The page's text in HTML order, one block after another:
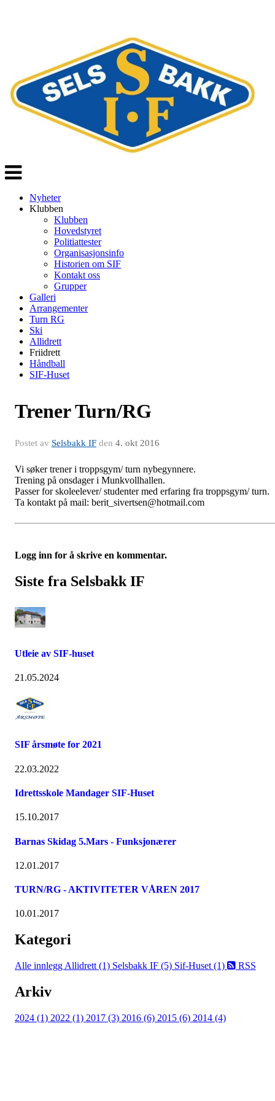
Veksle
navigasjon
Nyheter
Klubben
Klubben
Hovedstyret
Politiattester
Organisasjonsinfo
Historien om SIF
Kontakt oss
Grupper
Galleri
Arrangementer
Turn RG
Ski
Allidrett
Friidrett
Håndball
SIF-Huset
Trener Turn/RG
Postet av Selsbakk IF den 4. okt 2016
Vi søker trener i troppsgym/ turn nybegynnere.
Trening på onsdager i Munkvollhallen.
Passer for skoleelever/ studenter med erfaring fra troppsgym/ turn.
Ta kontakt på mail: berit_sivertsen@hotmail.com
Logg inn for å skrive en kommentar.
Siste fra Selsbakk IF
Utleie av SIF-huset
21.05.2024
SIF årsmøte for 2021
22.03.2022
Idrettsskole Mandager SIF-Huset
15.10.2017
Barnas Skidag 5.Mars - Funksjonærer
12.01.2017
TURN/RG - AKTIVITETER VÅREN 2017
10.01.2017
Kategori
Alle innlegg Allidrett (1) Selsbakk IF (5) Sif-Huset (1) RSS
Arkiv
2024 (1) 2022 (1) 2017 (3) 2016 (6) 2015 (6) 2014 (4)